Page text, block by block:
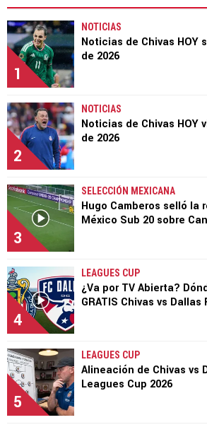
1
NOTICIAS
Noticias de Chivas HOY
de 2026
2
NOTICIAS
Noticias de Chivas HOY
de 2026
3
SELECCIÓN MEXICANA
Hugo Camberos selló la
México Sub 20 sobre
4
LEAGUES CUP
¿Va por TV Abierta?
GRATIS Chivas vs Dallas
5
LEAGUES CUP
Alineación de Chivas vs
Leagues Cup 2026